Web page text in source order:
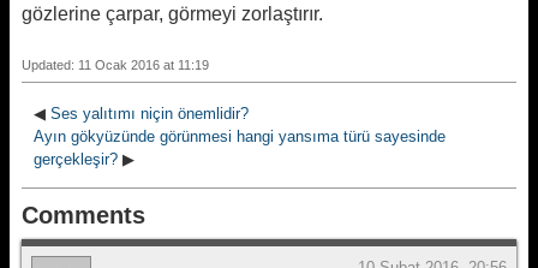
gözlerine çarpar, görmeyi zorlaştırır.
Updated: 11 Ocak 2016 at 11:19
◀ Ses yalıtımı niçin önemlidir?
Ayın gökyüzünde görünmesi hangi yansıma türü sayesinde
gerçekleşir? ▶
Comments